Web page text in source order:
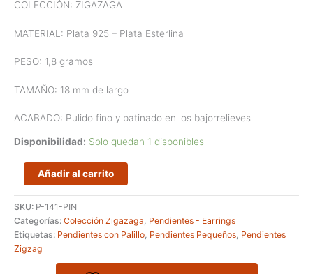
COLECCIÓN: ZIGAZAGA
MATERIAL: Plata 925 – Plata Esterlina
PESO: 1,8 gramos
TAMAÑO: 18 mm de largo
ACABADO: Pulido fino y patinado en los bajorrelieves
Disponibilidad: Solo quedan 1 disponibles
Pendientes
de
palillo
en
forma
de
zigzag
Añadir al carrito
SKU: P-141-PIN
Categorías: Colección Zigazaga, Pendientes - Earrings
Etiquetas: Pendientes con Palillo, Pendientes Pequeños, Pendientes
Zigzag